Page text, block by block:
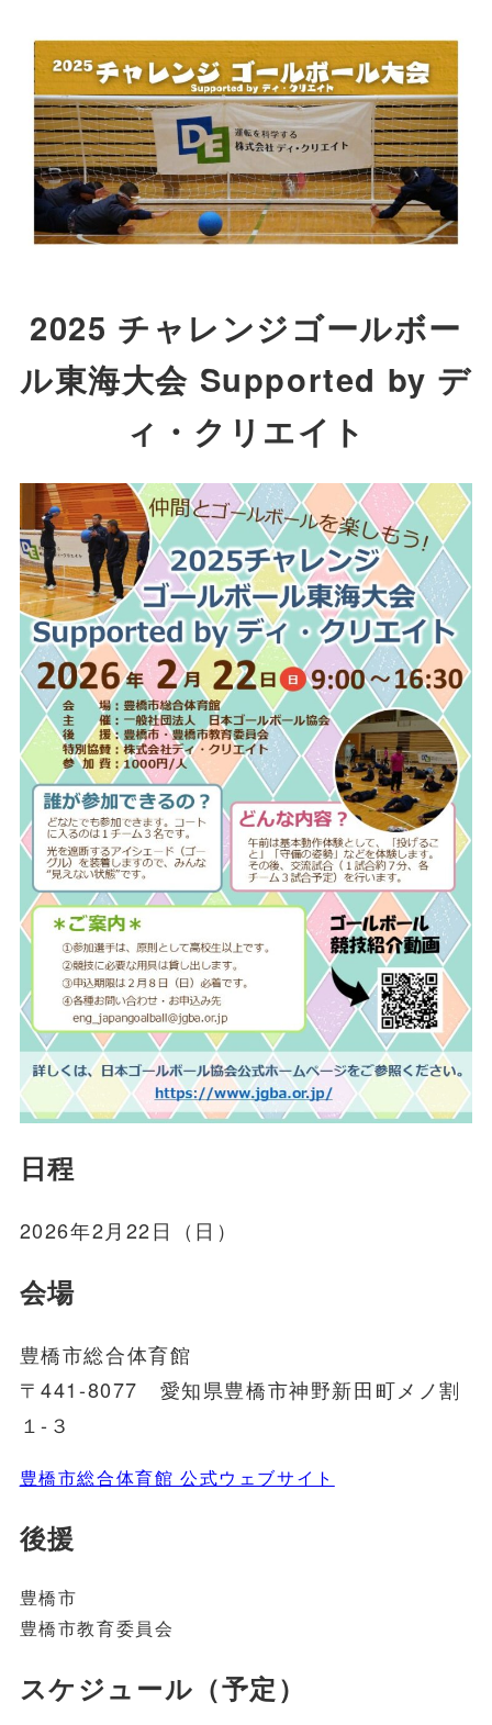
2025 チャレンジゴールボー
ル東海大会 Supported by デ
ィ・クリエイト
日程
2026年2月22日（日）
会場
豊橋市総合体育館
〒441-8077 愛知県豊橋市神野新田町メノ割
１-３
豊橋市総合体育館 公式ウェブサイト
後援
豊橋市
豊橋市教育委員会
スケジュール（予定）